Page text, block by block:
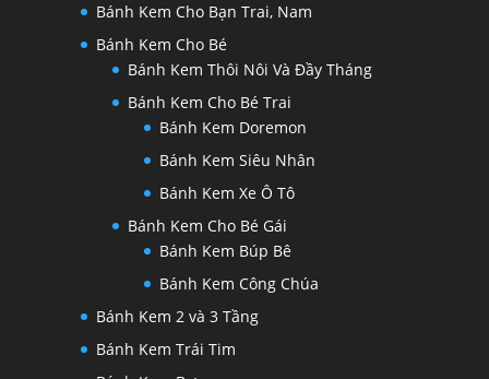
Bánh Kem Cho Bạn Trai, Nam
Bánh Kem Cho Bé
Bánh Kem Thôi Nôi Và Đầy Tháng
Bánh Kem Cho Bé Trai
Bánh Kem Doremon
Bánh Kem Siêu Nhân
Bánh Kem Xe Ô Tô
Bánh Kem Cho Bé Gái
Bánh Kem Búp Bê
Bánh Kem Công Chúa
Bánh Kem 2 và 3 Tầng
Bánh Kem Trái Tim